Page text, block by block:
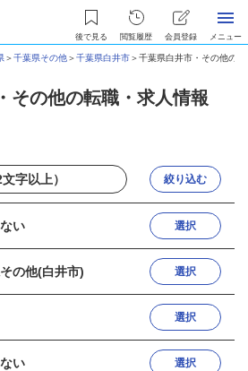
後で見る 閲覧履歴 会員登録 メニュー
＞千葉県その他＞千葉県白井市＞千葉県白井市・その他の
その他の転職・求人情報
絞り込む
い 選択
の他(白井市) 選択
選択
い 選択